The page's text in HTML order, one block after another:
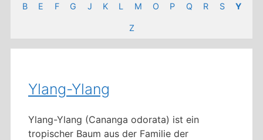
B E F G J K L M O P Q R S Y
Z
Ylang-Ylang
Ylang-Ylang (Cananga odorata) ist ein
tropischer Baum aus der Familie der